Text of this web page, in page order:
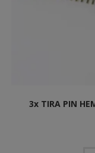
3x TIRA PIN